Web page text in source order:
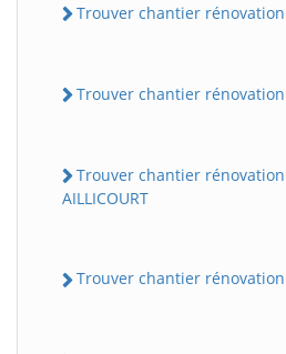
Trouver chantier rénovation
Trouver chantier rénovation
Trouver chantier rénovation
AILLICOURT
Trouver chantier rénovation